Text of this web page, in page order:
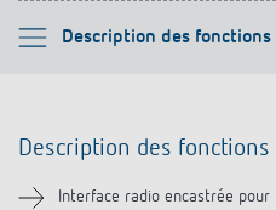
Description des fonctions
Veuillez sélectionner
Informations techniques
Description des fonctions
Interface radio encastrée